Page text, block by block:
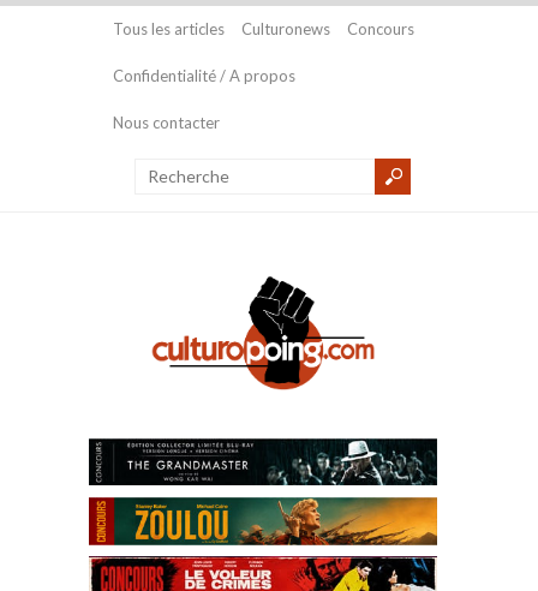
Tous les articles Culturonews Concours
Confidentialité / A propos
Nous contacter